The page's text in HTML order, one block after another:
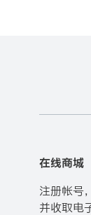
在线商城
注册帐号
并收取电